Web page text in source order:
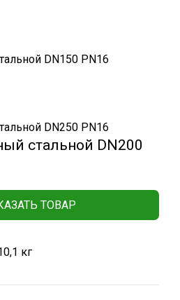
DN150 РN16
DN250 РN16
стальной DN200
ТОВАР
кг